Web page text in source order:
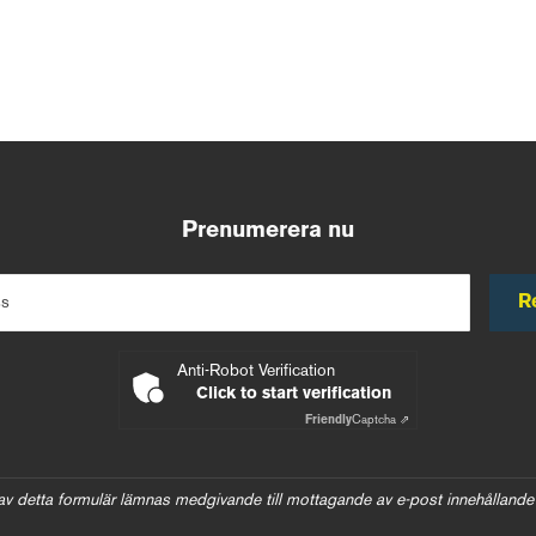
Prenumerera nu
Anti-Robot Verification
Click to start verification
FriendlyCaptcha ⇗
detta formulär lämnas medgivande till mottagande av e-post